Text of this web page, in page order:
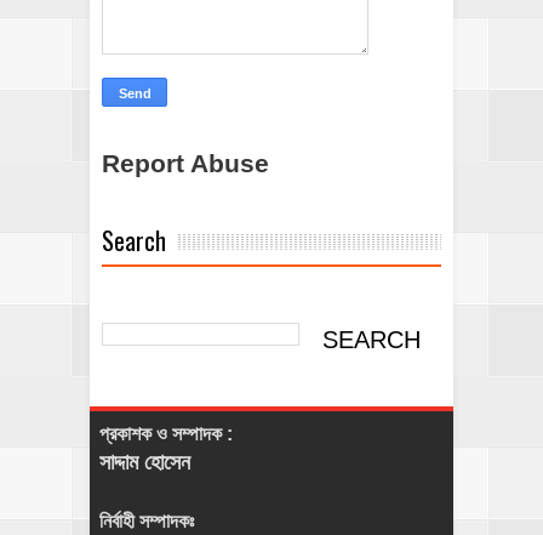
Report Abuse
Search
প্রকাশক ও সম্পাদক :
সাদ্দাম হোসেন
নির্বাহী সম্পাদকঃ